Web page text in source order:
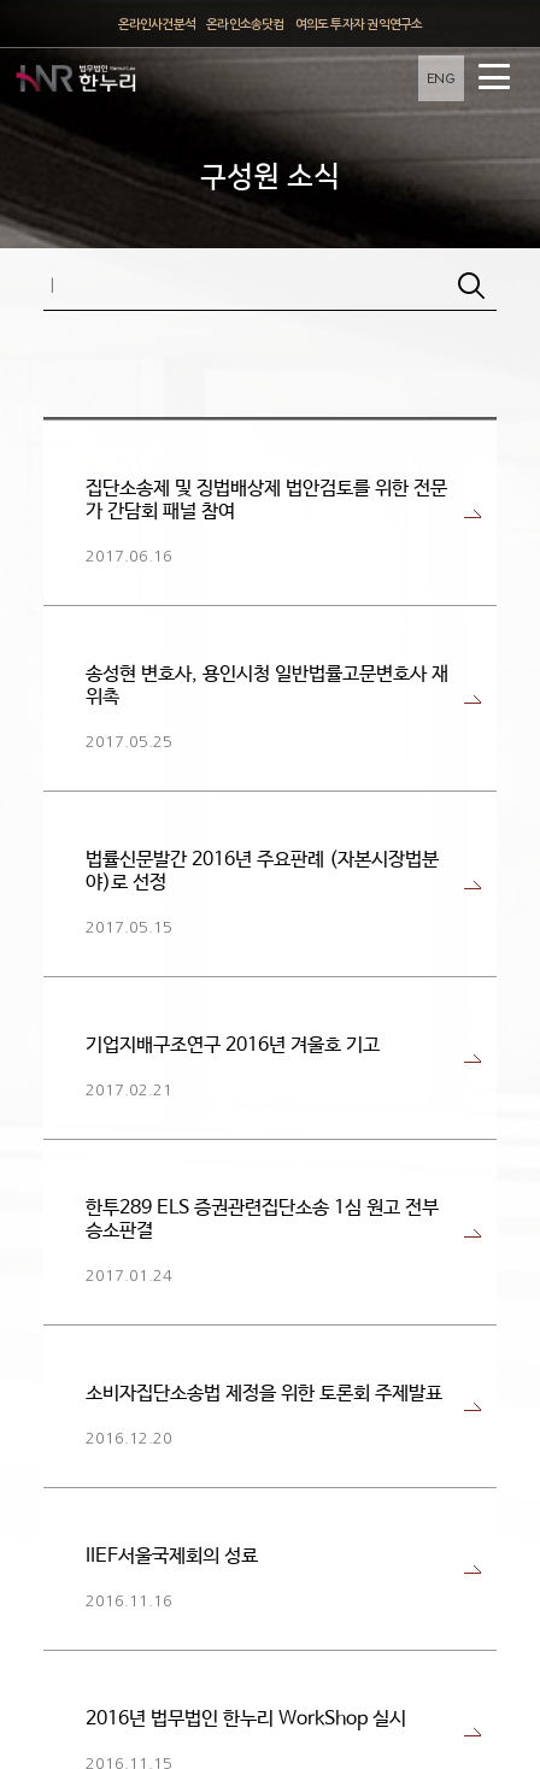
온라인사건분석 온라인소송닷컴 여의도 투자자 권익연구소
ENG
구성원 소식
집단소송제 및 징법배상제 법안검토를 위한 전문
가 간담회 패널 참여​
2017.06.16
송성현 변호사, 용인시청 일반법률고문변호사 재
위촉
2017.05.25
​법률신문발간 2016년 주요판례 (자본시장법분
야)로 선정
2017.05.15
기업지배구조연구 2016년 겨울호 기고
2017.02.21
한투289 ELS 증권관련집단소송 1심 원고 전부
승소판결
2017.01.24
소비자집단소송법 제정을 위한 토론회 주제발표
2016.12.20
IIEF서울국제회의 성료
2016.11.16
2016년 법무법인 한누리 WorkShop 실시
2016.11.15